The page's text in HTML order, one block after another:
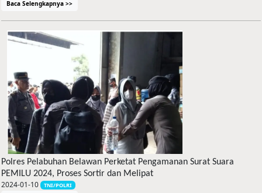
Baca Selengkapnya >>
Polres Pelabuhan Belawan Perketat Pengamanan Surat Suara
PEMILU 2024, Proses Sortir dan Melipat
2024-01-10 TNI/POLRI